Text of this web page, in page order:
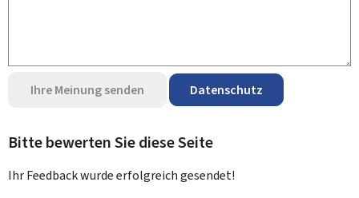
Ihre Meinung senden Datenschutz
Bitte bewerten Sie diese Seite
Ihr Feedback wurdeerfolgreichgesendet!